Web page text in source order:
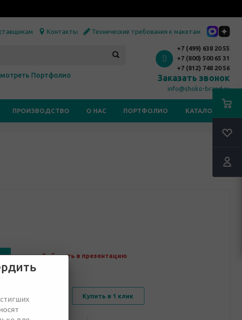
Контакты Технические требования к макетам
Портфолио
+7 (499) 638 20 55
+7 (800) 500 65 31
+7 (812) 748 20 56
Заказать звонок
info@shoko-brand.ru
ПРОИЗВОДСТВО О НАС ПОРТФОЛИО КАТАЛОГИ
Добавить в презентацию
Купить в 1 клик